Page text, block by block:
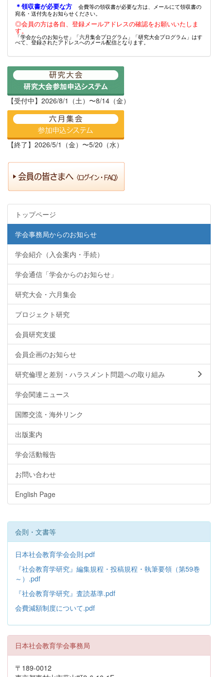
＊領収書が必要な方
会費等の領収書が必要な方は、メールにて領収書の
宛名・送付先をお知らせください。
◎会員の方は各自、登録メールアドレスの確認をお願いいたしま
す。
「学会からのお知らせ」「六月集会プログラム」「研究大会プログラム」はす
べて、登録されたアドレスへのメール配信となります。
【受付中】2026/8/1（土）〜8/14（金）
【終了】2026/5/1（金）〜5/20（水）
トップページ
学会事務局からのお知らせ
学会紹介（入会案内・手続）
学会通信「学会からのお知らせ」
研究大会・六月集会
プロジェクト研究
会員研究支援
会員企画のお知らせ
研究倫理と差別・ハラスメント問題への取り組み
学会関連ニュース
国際交流・海外リンク
出版案内
学会活動報告
お問い合わせ
English Page
会則・文書等
日本社会教育学会会則.pdf
『社会教育学研究』編集規程・投稿規程・執筆要領（第59巻
～）.pdf
『社会教育学研究』査読基準.pdf
会費減額制度について.pdf
日本社会教育学会事務局
〒189-0012